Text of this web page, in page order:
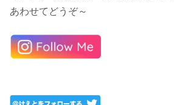
あわせてどうぞ～